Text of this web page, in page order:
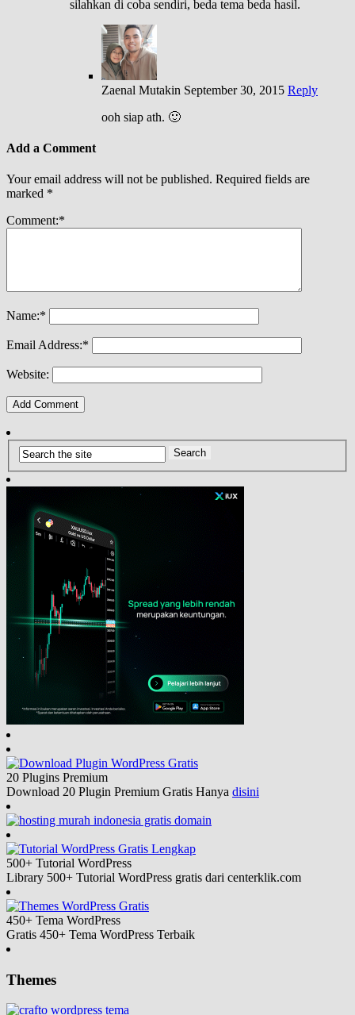
silahkan di coba sendiri, beda tema beda hasil.
Zaenal Mutakin September 30, 2015 Reply
ooh siap ath. 🙂
Add a Comment
Your email address will not be published. Required fields are
marked *
Comment:*
Name:*
Email Address:*
Website:
20 Plugins Premium
Download 20 Plugin Premium Gratis Hanya disini
500+ Tutorial WordPress
Library 500+ Tutorial WordPress gratis dari centerklik.com
450+ Tema WordPress
Gratis 450+ Tema WordPress Terbaik
Themes